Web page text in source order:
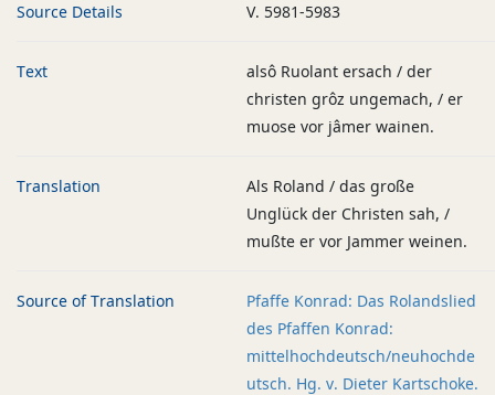
Source Details V. 5981-5983
Text
alsô Ruolant ersach / der
christen grôz ungemach, / er
muose vor jâmer wainen.
Translation
Als Roland / das große
Unglück der Christen sah, /
mußte er vor Jammer weinen.
Source of Translation
Pfaffe Konrad: Das Rolandslied
des Pfaffen Konrad:
mittelhochdeutsch/neuhochde
utsch. Hg. v. Dieter Kartschoke.